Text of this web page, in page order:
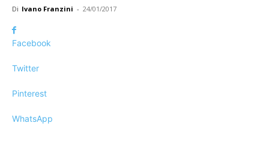
Di Ivano Franzini - 24/01/2017
Facebook
Twitter
Pinterest
WhatsApp